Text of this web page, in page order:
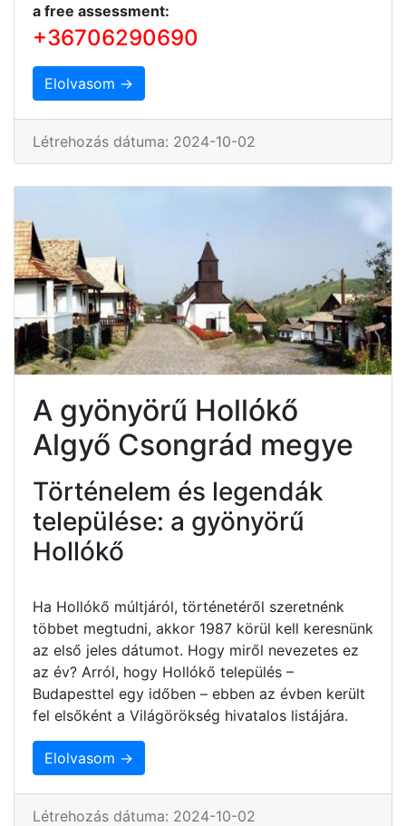
a free assessment:
+36706290690
Elolvasom →
Létrehozás dátuma: 2024-10-02
A gyönyörű Hollókő
Algyő Csongrád megye
Történelem és legendák
települése: a gyönyörű
Hollókő
Ha Hollókő múltjáról, történetéről szeretnénk
többet megtudni, akkor 1987 körül kell keresnünk
az első jeles dátumot. Hogy miről nevezetes ez
az év? Arról, hogy Hollókő település –
Budapesttel egy időben – ebben az évben került
fel elsőként a Világörökség hivatalos listájára.
Elolvasom →
Létrehozás dátuma: 2024-10-02